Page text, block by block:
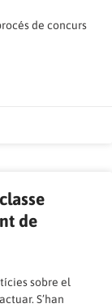
de concurs
de
sobre el
S’han